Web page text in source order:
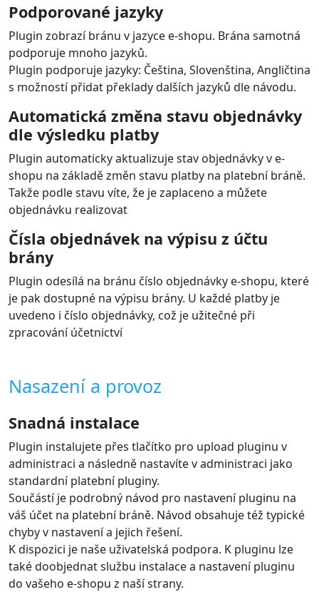
Podporované jazyky
Plugin zobrazí bránu v jazyce e-shopu. Brána samotná
podporuje mnoho jazyků.
Plugin podporuje jazyky: Čeština, Slovenština, Angličtina
s možností přidat překlady dalších jazyků dle návodu.
Automatická změna stavu objednávky
dle výsledku platby
Plugin automaticky aktualizuje stav objednávky v e-
shopu na základě změn stavu platby na platební bráně.
Takže podle stavu víte, že je zaplaceno a můžete
objednávku realizovat
Čísla objednávek na výpisu z účtu
brány
Plugin odesílá na bránu číslo objednávky e-shopu, které
je pak dostupné na výpisu brány. U každé platby je
uvedeno i číslo objednávky, což je užitečné při
zpracování účetnictví
Nasazení a provoz
Snadná instalace
Plugin instalujete přes tlačítko pro upload pluginu v
administraci a následně nastavíte v administraci jako
standardní platební pluginy.
Součástí je podrobný návod pro nastavení pluginu na
váš účet na platební bráně. Návod obsahuje též typické
chyby v nastavení a jejich řešení.
K dispozici je naše uživatelská podpora. K pluginu lze
také doobjednat službu instalace a nastavení pluginu
do vašeho e-shopu z naší strany.